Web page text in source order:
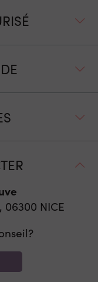
06300 NICE